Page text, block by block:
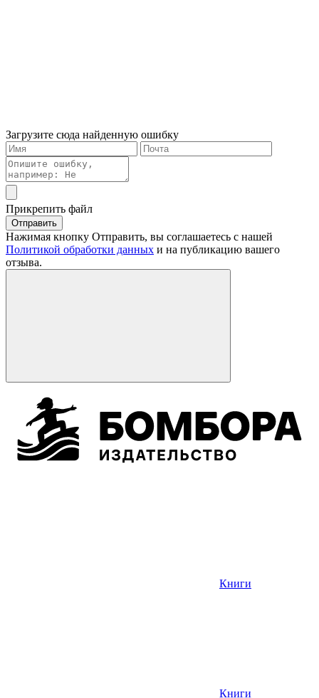
Загрузите сюда найденную ошибку
Прикрепить файл
Отправить
Нажимая кнопку Отправить, вы соглашаетесь с нашей
Политикой обработки данных и на публикацию вашего
отзыва.
Книги
Книги